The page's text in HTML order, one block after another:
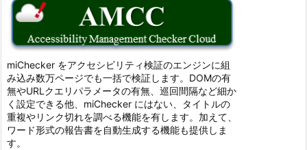
miChecker をアクセシビリティ検証のエンジンに組
み込み数万ページでも一括で検証します。DOMの有
無やURLクエリパラメータの有無、巡回間隔など細か
く設定できる他、miChecker にはない、タイトルの
重複やリンク切れを調べる機能を有します。加えて、
ワード形式の報告書を自動生成する機能も提供しま
す。